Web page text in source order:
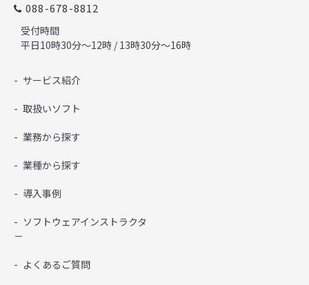
088-678-8812
受付時間
平日10時30分～12時 / 13時30分～16時
サービス紹介
取扱いソフト
業務から探す
業種から探す
導入事例
ソフトウェアインストラクタ
－
よくあるご質問